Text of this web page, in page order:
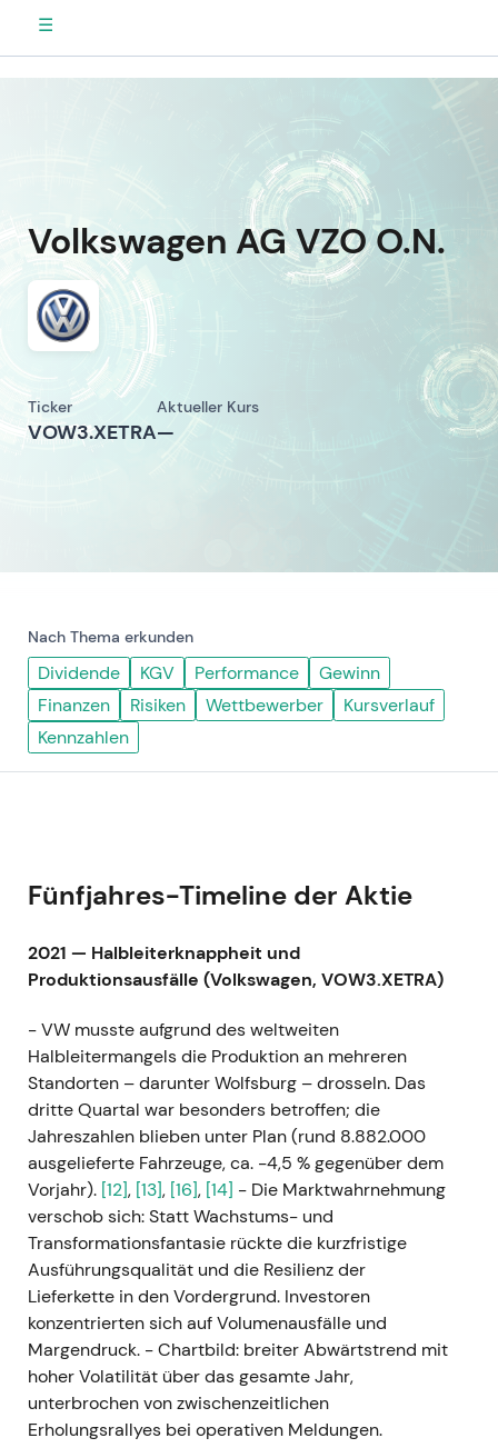
☰
Volkswagen AG VZO O.N.
Ticker
VOW3.XETRA
Aktueller Kurs
—
Nach Thema erkunden
Dividende KGV Performance
Gewinn
Finanzen
Risiken Wettbewerber
Kursverlauf
Kennzahlen
Fünfjahres-Timeline der Aktie
2021 — Halbleiterknappheit und
Produktionsausfälle (Volkswagen, VOW3.XETRA)
- VW musste aufgrund des weltweiten
Halbleitermangels die Produktion an mehreren
Standorten – darunter Wolfsburg – drosseln. Das
dritte Quartal war besonders betroffen; die
Jahreszahlen blieben unter Plan (rund 8.882.000
ausgelieferte Fahrzeuge, ca. −4,5 % gegenüber dem
Vorjahr). [12], [13], [16], [14] - Die Marktwahrnehmung
verschob sich: Statt Wachstums- und
Transformationsfantasie rückte die kurzfristige
Ausführungsqualität und die Resilienz der
Lieferkette in den Vordergrund. Investoren
konzentrierten sich auf Volumenausfälle und
Margendruck. - Chartbild: breiter Abwärtstrend mit
hoher Volatilität über das gesamte Jahr,
unterbrochen von zwischenzeitlichen
Erholungsrallyes bei operativen Meldungen.